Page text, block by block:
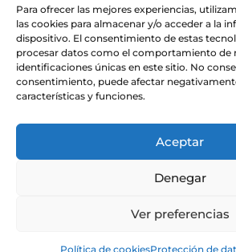
Para ofrecer las mejores experiencias,
las cookies para almacenar y/o acceder a la
dispositivo. El consentimiento de estas
procesar datos como el comportamiento de
identificaciones únicas en este sitio. No
consentimiento, puede afectar
características y funciones.
Aceptar
Denegar
Ver preferencias
Política de cookiesProtección de